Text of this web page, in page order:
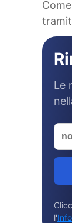
Le
l'